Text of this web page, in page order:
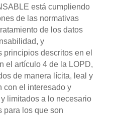
está cumpliendo
de las normativas
de los datos
y
principios descritos en el
el artículo 4 de la LOPD,
de manera lícita, leal y
con el interesado y
limitados a lo necesario
para los que son